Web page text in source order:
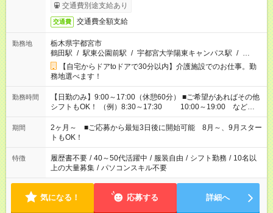
交通費別途支給あり
交通費 交通費全額支給
勤務地
栃木県宇都宮市
鶴田駅 / 駅東公園前駅 / 宇都宮大学陽東キャンパス駅 / …
【自宅からドアtoドアで30分以内】介護施設でのお仕事。勤
務地選べます！
勤務時間
【日勤のみ】9:00～17:00（休憩60分） ■ご希望があればその他
シフトもOK！ （例）8:30～17:30 10:00～19:00 など
「家族とお休みを合わせたい」 「できれば残業はしたくない」
など、あなたのご希望に沿ったお仕事をご紹介します！ ※Wワ
ーク希望の方へ 今ご覧のお仕事で希望する勤務時間と、もう1つ
のお仕事の勤務時間。 合計で週40時間を超える場合は応募でき
ません
期間
2ヶ月～ ■ご応募から最短3日後に開始可能 8月～、9月スター
トもOK！
特徴 履歴書不要 / 40～50代活躍中 / 服装自由 / シフト勤務 / 10名以
上の大量募集 / パソコンスキル不要
気になる！ 応募する 詳細へ